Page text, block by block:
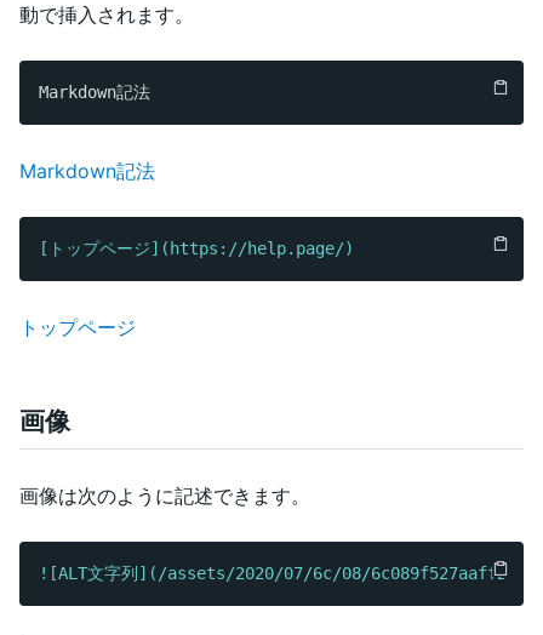
動で挿入されます。
Markdown記法
[ トップページ](https://help.page/)
トップページ
画像
画像は次のように記述できます。
![ALT文字列 ](/assets/2020/07/6c/08/